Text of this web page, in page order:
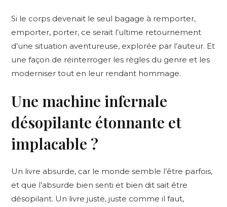
Si le corps devenait le seul bagage à remporter,
emporter, porter, ce serait l’ultime retournement
d’une situation aventureuse, explorée par l’auteur. Et
une façon de réinterroger les règles du genre et les
moderniser tout en leur rendant hommage.
Une machine infernale
désopilante étonnante et
implacable ?
Un livre absurde, car le monde semble l’être parfois,
et que l’absurde bien senti et bien dit sait être
désopilant. Un livre juste, juste comme il faut,